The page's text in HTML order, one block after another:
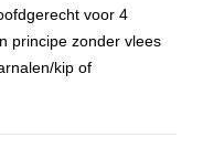
voor 4
principe zonder vlees
kip of